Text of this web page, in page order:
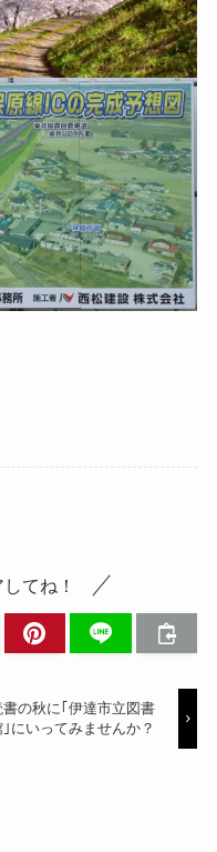
てね！
書の秋に｢伊達市立図書
｣にいってみませんか？